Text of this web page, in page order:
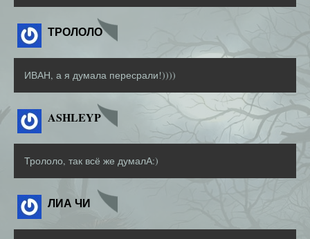
ТРОЛОЛО
ИВАН, а я думала пересрали!))))
ASHLEYP
Трололо, так всё же думалА:)
ЛИА ЧИ